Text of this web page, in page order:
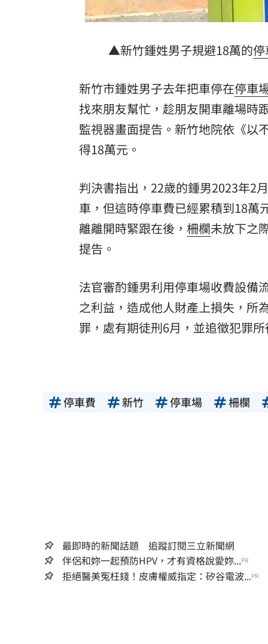
三立iNEWS新聞台線上直播
商場戰國來臨 台中「頂奢大道」逐漸
「拍片人的多重宇宙」職涯論壇9/12登
8國球員齊聚高雄 Formosa 7s掀足球
理想混蛋號召粉絲跨海追星吃美食！
▲新竹鍾姓男子規避18萬的
新竹市鍾姓男子去年把車停在停車
找來朋友幫忙，趁朋友開車離場時
監視器畫面提告。新竹地院依《以
得18萬元。
判決書指出，22歲的鍾男2023年2
車，但這時停車費已經累積到18萬
離離開時緊跟在後， 柵欄未放下之
提告。
法官審酌鍾男利用停車場收費設備
之利益，造成他人財產上損失，所
罪，處有期徒刑6月，並追徵犯罪
停車費 新竹 停車場 柵欄
最即時的新聞話題 追蹤訂閱三立新聞網
伴侶和妳一起預防HPV，才有資格說愛妳...PR
拒絕醫美冤枉錢！皮膚權威指定：矽谷電波...PR